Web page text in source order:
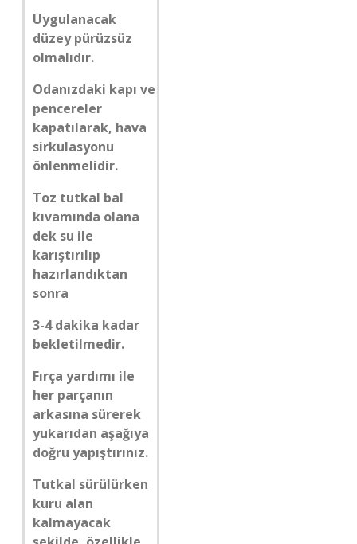
Uygulanacak
düzey pürüzsüz
olmalıdır.
Odanızdaki kapı ve
pencereler
kapatılarak, hava
sirkulasyonu
önlenmelidir.
Toz tutkal bal
kıvamında olana
dek su ile
karıştırılıp
hazırlandıktan
sonra
3-4 dakika kadar
bekletilmedir.
Fırça yardımı ile
her parçanın
arkasına sürerek
yukarıdan aşağıya
doğru yapıştırınız.
Tutkal sürülürken
kuru alan
kalmayacak